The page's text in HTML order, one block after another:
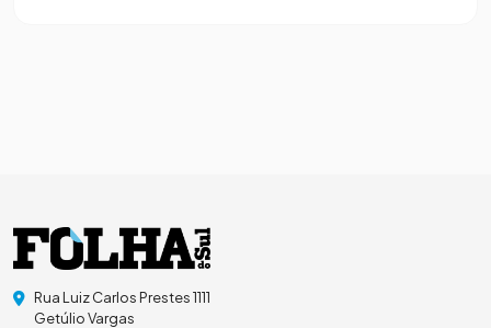
Rua Luiz Carlos Prestes 1111
Getúlio Vargas